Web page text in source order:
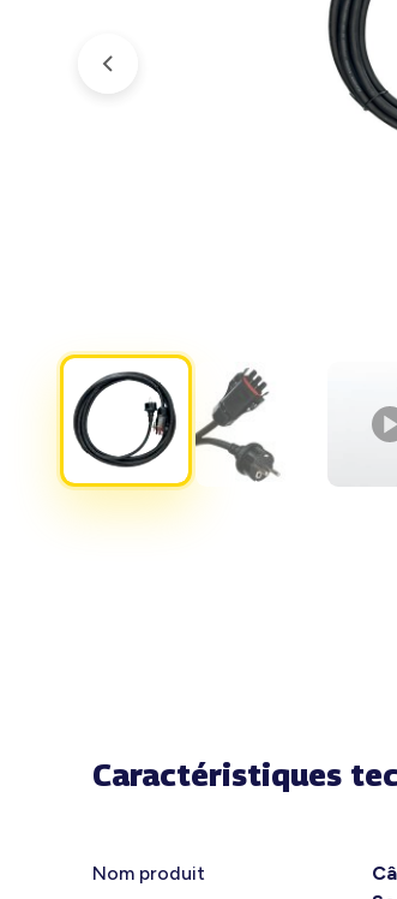
Caractéristiques
Nom produit